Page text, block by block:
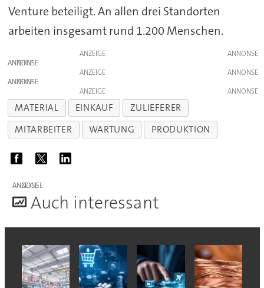
Venture beteiligt. An allen drei Standorten
arbeiten insgesamt rund 1.200 Menschen.
ANZEIGE
ANZEIGE
ANZEIGE
ANZEIGE
ANZEIGE
MATERIAL EINKAUF
ZULIEFERER
MITARBEITER
WARTUNG PRODUKTION
ANZEIGE
Auch interessant